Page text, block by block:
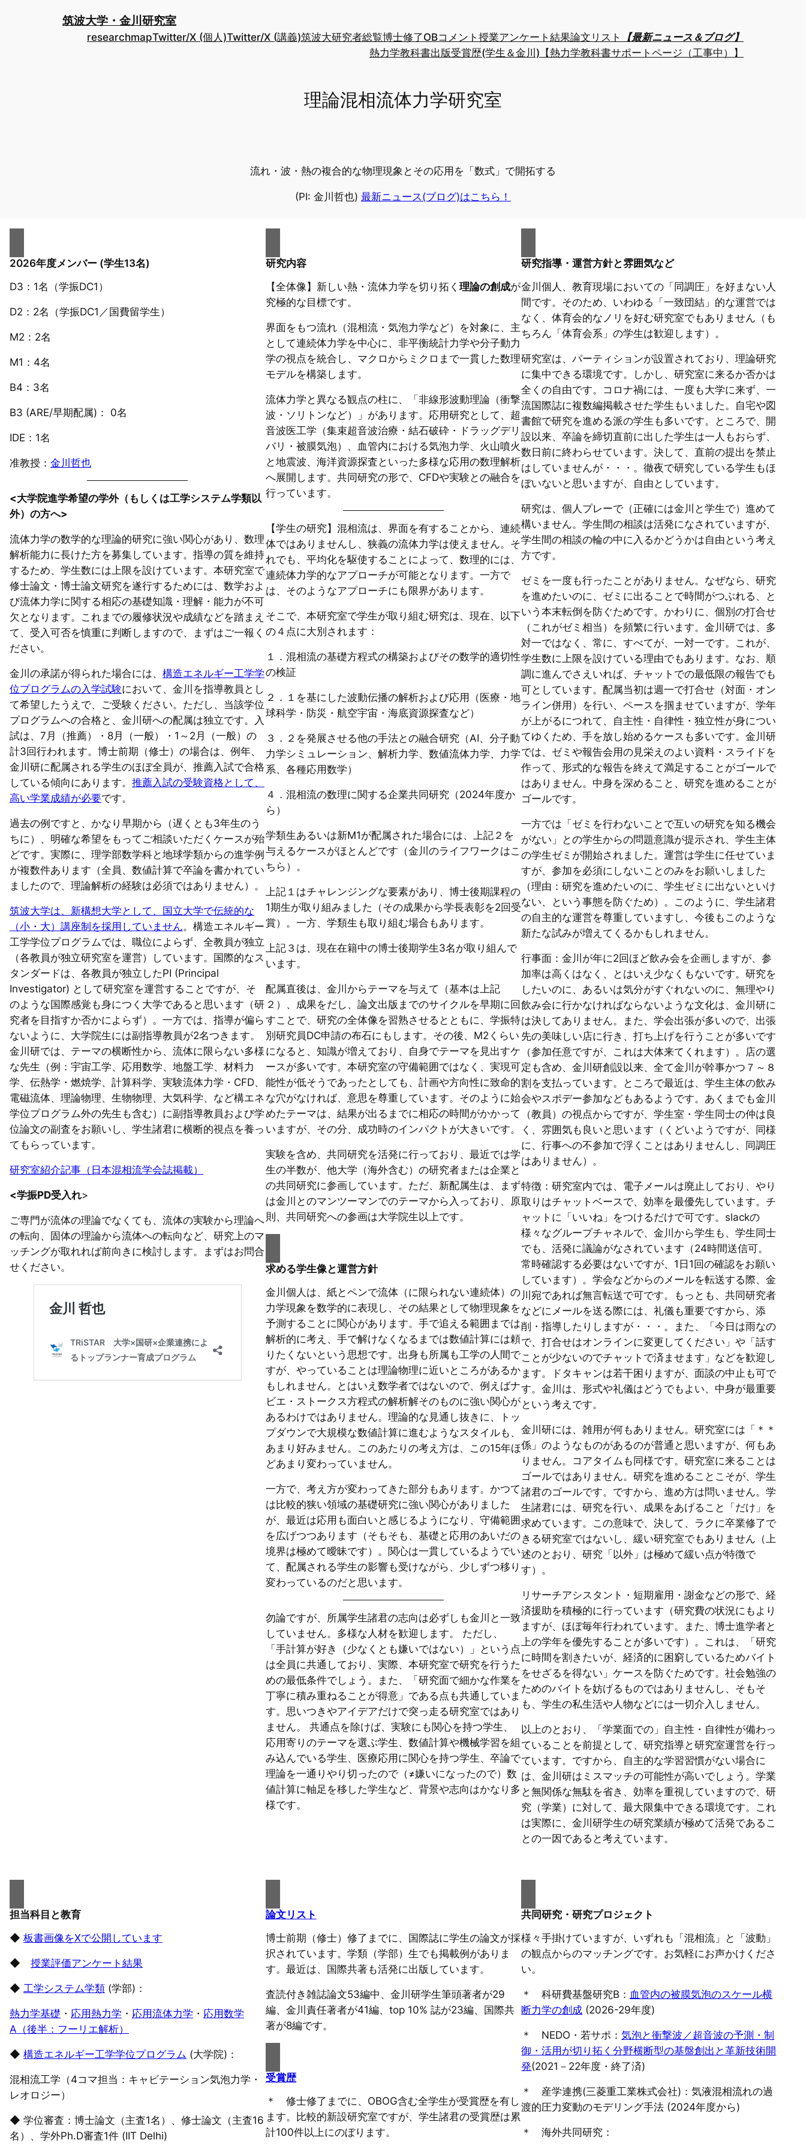
筑波大学・金川研究室
researchmapTwitter/X (個人)Twitter/X (講義)筑波大研究者総覧博士修了OBコメント 授業アンケート結果論文リスト
【最新ニュース＆ブログ】
熱力学教科書出版受賞歴(学生＆金川) 【熱力学教科書サポートページ（工事中）】
理論混相流体力学研究室
流れ・波・熱の複合的な物理現象とその応用を「数式」で開拓する
(PI: 金川哲也) 最新ニュース(ブログ)はこちら！
2026年度メンバー (学生13名)
D3：1名（学振DC1）
D2：2名（学振DC1／国費留学生）
M2：2名
M1：4名
B4：3名
B3 (ARE/早期配属)： 0名
IDE：1名
准教授： 金川哲也
<大学院進学希望の学外（もしくは工学システム学類以
外）の方へ>
流体力学の数学的な理論的研究に強い関心があり、数理
解析能力に長けた方を募集しています。指導の質を維持
するため、学生数には上限を設けています。本研究室で
修士論文・博士論文研究を遂行するためには、数学およ
び流体力学に関する相応の基礎知識・理解・能力が不可
欠となります。これまでの履修状況や成績などを踏まえ
て、受入可否を慎重に判断しますので、まずはご一報く
ださい。
金川の承諾が得られた場合には、 構造エネルギー工学学
位プログラムの入学試験において、金川を指導教員とし
て希望したうえで、ご受験ください。ただし、当該学位
プログラムへの合格と、金川研への配属は独立です。入
試は、7月（推薦）・8月（一般）・1～2月（一般）の
計3回行われます。博士前期（修士）の場合は、例年、
金川研に配属される学生のほぼ全員が、推薦入試で合格
している傾向にあります。 推薦入試の受験資格として、
高い学業成績が必要です。
過去の例ですと、かなり早期から（遅くとも3年生のう
ちに）、明確な希望をもってご相談いただくケースが殆
どです。実際に、理学部数学科と地球学類からの進学例
が複数件あります（全員、数値計算で卒論を書かれてい
ましたので、理論解析の経験は必須ではありません）。
筑波大学は、新構想大学として、国立大学で伝統的な
（小・大）講座制を採用していません。構造エネルギー
工学学位プログラムでは、職位によらず、全教員が独立
（各教員が独立研究室を運営）しています。国際的なス
タンダードは、各教員が独立したPI (Principal
Investigator) として研究室を運営することですが、そ
のような国際感覚も身につく大学であると思います（研
究者を目指すか否かによらず）。一方では、指導が偏ら
ないように、大学院生には副指導教員が2名つきます。
金川研では、テーマの横断性から、流体に限らない多様
な先生（例：宇宙工学、応用数学、地盤工学、材料力
学、伝熱学・燃焼学、計算科学、実験流体力学・CFD、
電磁流体、理論物理、生物物理、大気科学、など構エネ
学位プログラム外の先生も含む）に副指導教員および学
位論文の副査をお願いし、学生諸君に横断的視点を養っ
てもらっています。
研究室紹介記事（日本混相流学会誌掲載）
<学振PD受入れ>
ご専門が流体の理論でなくても、流体の実験から理論へ
の転向、固体の理論から流体への転向など、研究上のマ
ッチングが取れれば前向きに検討します。まずはお問合
せください。
研究内容
【全体像】新しい熱・流体力学を切り拓く 理論の創成が
究極的な目標です。
界面をもつ流れ（混相流・気泡力学など）を対象に、主
として連続体力学を中心に、非平衡統計力学や分子動力
学の視点を統合し、マクロからミクロまで一貫した数理
モデルを構築します。
流体力学と異なる観点の柱に、「非線形波動理論（衝撃
波・ソリトンなど）」があります。応用研究として、超
音波医工学（集束超音波治療・結石破砕・ドラッグデリ
バリ・被膜気泡）、血管内における気泡力学、火山噴火
と地震波、海洋資源探査といった多様な応用の数理解析
へ展開します。共同研究の形で、CFDや実験との融合を
行っています。
【学生の研究】混相流は、界面を有することから、連続
体ではありませんし、狭義の流体力学は使えません。そ
れでも、平均化を駆使することによって、数理的には、
連続体力学的なアプローチが可能となります。一方で
は、そのようなアプローチにも限界があります。
そこで、本研究室で学生が取り組む研究は、現在、以下
の４点に大別されます：
１．混相流の基礎方程式の構築およびその数学的適切性
の検証
２．１を基にした波動伝播の解析および応用（医療・地
球科学・防災・航空宇宙・海底資源探査など）
３．２を発展させる他の手法との融合研究（AI、分子動
力学シミュレーション、解析力学、数値流体力学、力学
系、各種応用数学）
４．混相流の数理に関する企業共同研究（2024年度か
ら）
学類生あるいは新M1が配属された場合には、上記２を
与えるケースがほとんどです（金川のライフワークはこ
ちら）。
上記１はチャレンジングな要素があり、博士後期課程の
1期生が取り組みました（その成果から学長表彰を2回受
賞）。一方、学類生も取り組む場合もあります。
上記３は、現在在籍中の博士後期学生3名が取り組んで
います。
配属直後は、金川からテーマを与えて（基本は上記
２）、成果をだし、論文出版までのサイクルを早期に回
すことで、研究の全体像を習熟させるとともに、学振特
別研究員DC申請の布石にもします。その後、M2くらい
になると、知識が増えており、自身でテーマを見出すケ
ースが多いです。本研究室の守備範囲ではなく、実現可
能性が低そうであったとしても、計画や方向性に致命的
な穴がなければ、意思を尊重しています。そのように始
めたテーマは、結果が出るまでに相応の時間がかかって
いますが、その分、成功時のインパクトが大きいです。
実験を含め、共同研究を活発に行っており、最近では学
生の半数が、他大学（海外含む）の研究者または企業と
の共同研究に参画しています。ただ、新配属生は、まず
は金川とのマンツーマンでのテーマから入っており、原
則、共同研究への参画は大学院生以上です。
求める学生像と運営方針
金川個人は、紙とペンで流体（に限られない連続体）の
力学現象を数学的に表現し、その結果として物理現象を
予測することに関心があります。手で追える範囲までは
解析的に考え、手で解けなくなるまでは数値計算には頼
りたくないという思想です。出身も所属も工学の人間で
すが、やっていることは理論物理に近いところがあるか
もしれません。とはいえ数学者ではないので、例えばナ
ビエ・ストークス方程式の解析解そのものに強い関心が
あるわけではありません。理論的な見通し抜きに、トッ
プダウンで大規模な数値計算に進むようなスタイルも、
あまり好みません。このあたりの考え方は、この15年ほ
どあまり変わっていません。
一方で、考え方が変わってきた部分もあります。かつて
は比較的狭い領域の基礎研究に強い関心がありました
が、最近は応用も面白いと感じるようになり、守備範囲
を広げつつあります（そもそも、基礎と応用のあいだの
境界は極めて曖昧です）。関心は一貫しているようでい
て、配属される学生の影響も受けながら、少しずつ移り
変わっているのだと思います。
勿論ですが、所属学生諸君の志向は必ずしも金川と一致
していません。多様な人材を歓迎します。 ただし、
「手計算が好き（少なくとも嫌いではない）」という点
は全員に共通しており、実際、本研究室で研究を行うた
めの最低条件でしょう。また、「研究面で細かな作業を
丁寧に積み重ねることが得意」である点も共通していま
す。思いつきやアイデアだけで突っ走る研究室ではあり
ません。 共通点を除けば、実験にも関心を持つ学生、
応用寄りのテーマを選ぶ学生、数値計算や機械学習を組
み込んでいる学生、医療応用に関心を持つ学生、卒論で
理論を一通りやり切ったので（≠嫌いになったので）数
値計算に軸足を移した学生など、背景や志向はかなり多
様です。
研究指導・運営方針と雰囲気など
金川個人、教育現場においての「同調圧」を好まない人
間です。そのため、いわゆる「一致団結」的な運営では
なく、体育会的なノリを好む研究室でもありません（も
ちろん「体育会系」の学生は歓迎します）。
研究室は、パーティションが設置されており、理論研究
に集中できる環境です。しかし、研究室に来るか否かは
全くの自由です。コロナ禍には、一度も大学に来ず、一
流国際誌に複数編掲載させた学生もいました。自宅や図
書館で研究を進める派の学生も多いです。ところで、開
設以来、卒論を締切直前に出した学生は一人もおらず、
数日前に終わらせています。決して、直前の提出を禁止
はしていませんが・・・。徹夜で研究している学生もほ
ぼいないと思いますが、自由としています。
研究は、個人プレーで（正確には金川と学生で）進めて
構いません。学生間の相談は活発になされていますが、
学生間の相談の輪の中に入るかどうかは自由という考え
方です。
ゼミを一度も行ったことがありません。なぜなら、研究
を進めたいのに、ゼミに出ることで時間がつぶれる、と
いう本末転倒を防ぐためです。かわりに、個別の打合せ
（これがゼミ相当）を頻繁に行います。金川研では、多
対一ではなく、常に、すべてが、一対一です。これが、
学生数に上限を設けている理由でもあります。なお、順
調に進んでさえいれば、チャットでの最低限の報告でも
可としています。配属当初は週一で打合せ（対面・オン
ライン併用）を行い、ペースを掴ませていますが、学年
が上がるにつれて、自主性・自律性・独立性が身につい
てゆくため、手を放し始めるケースも多いです。金川研
では、ゼミや報告会用の見栄えのよい資料・スライドを
作って、形式的な報告を終えて満足することがゴールで
はありません。中身を深めること、研究を進めることが
ゴールです。
一方では「ゼミを行わないことで互いの研究を知る機会
がない」との学生からの問題意識が提示され、学生主体
の学生ゼミが開始されました。運営は学生に任せていま
すが、参加を必須にしないことのみをお願いしました
（理由：研究を進めたいのに、学生ゼミに出ないといけ
ない、という事態を防ぐため）。このように、学生諸君
の自主的な運営を尊重していますし、今後もこのような
新たな試みが増えてくるかもしれません。
行事面：金川が年に2回ほど飲み会を企画しますが、参
加率は高くはなく、とはいえ少なくもないです。研究を
したいのに、あるいは気分がすぐれないのに、無理やり
飲み会に行かなければならないような文化は、金川研に
は決してありません。また、学会出張が多いので、出張
先の美味しい店に行き、打ち上げを行うことが多いです
（参加任意ですが、これは大体来てくれます）。店の選
定も含め、金川研創設以来、全て金川が幹事かつ７～８
割を支払っています。ところで最近は、学生主体の飲み
会やスポデー参加などもあるようです。あくまでも金川
（教員）の視点からですが、学生室・学生同士の仲は良
く、雰囲気も良いと思います（くどいようですが、同様
に、行事への不参加で浮くことはありませんし、同調圧
はありません）。
特徴：研究室内では、電子メールは廃止しており、やり
取りはチャットベースで、効率を最優先しています。チ
ャットに「いいね」をつけるだけで可です。slackの
様々なグループチャネルで、金川から学生も、学生同士
でも、活発に議論がなされています（24時間送信可。
常時確認する必要はないですが、1日1回の確認をお願い
しています）。学会などからのメールを転送する際、金
川宛であれば無言転送で可です。もっとも、共同研究者
などにメールを送る際には、礼儀も重要ですから、添
削・指導したりしますが・・・。また、「今日は雨なの
で、打合せはオンラインに変更してください」や「話す
ことが少ないのでチャットで済ませます」などを歓迎し
ます。ドタキャンは若干困りますが、面談の中止も可で
す。金川は、形式や礼儀はどうでもよい、中身が最重要
という考えです。
金川研には、雑用が何もありません。研究室には「＊＊
係」のようなものがあるのが普通と思いますが、何もあ
りません。コアタイムも同様です。研究室に来ることは
ゴールではありません。研究を進めることこそが、学生
諸君のゴールです。ですから、進め方は問いません。学
生諸君には、研究を行い、成果をあげること「だけ」を
求めています。この意味で、決して、ラクに卒業修了で
きる研究室ではないし、緩い研究室でもありません（上
述のとおり、研究「以外」は極めて緩い点が特徴で
す）。
リサーチアシスタント・短期雇用・謝金などの形で、経
済援助を積極的に行っています（研究費の状況にもより
ますが、ほぼ毎年行われています。また、博士進学者と
上の学年を優先することが多いです）。これは、「研究
に時間を割きたいが、経済的に困窮しているためバイト
をせざるを得ない」ケースを防ぐためです。社会勉強の
ためのバイトを妨げるものではありませんし、そもそ
も、学生の私生活や人物などには一切介入しません。
以上のとおり、「学業面での」自主性・自律性が備わっ
ていることを前提として、研究指導と研究室運営を行っ
ています。ですから、自主的な学習習慣がない場合に
は、金川研はミスマッチの可能性が高いでしょう。学業
と無関係な無駄を省き、効率を重視していますので、研
究（学業）に対して、最大限集中できる環境です。これ
は実際に、金川研学生の研究業績が極めて活発であるこ
との一因であると考えています。
担当科目と教育
◆ 板書画像をXで公開しています
◆ 授業評価アンケート結果
◆ 工学システム学類 (学部)：
熱力学基礎 ・ 応用熱力学 ・ 応用流体力学 ・ 応用数学
A（後半：フーリエ解析）
◆ 構造エネルギー工学学位プログラム (大学院)：
混相流工学（4コマ担当：キャビテーション気泡力学・
レオロジー）
◆ 学位審査：博士論文（主査1名）、修士論文（主査16
名）、学外Ph.D審査1件 (IIT Delhi)
論文リスト
博士前期（修士）修了までに、国際誌に学生の論文が採
択されています。学類（学部）生でも掲載例がありま
す。最近は、国際共著も活発に出版しています。
査読付き雑誌論文53編中、金川研学生筆頭著者が29
編、金川責任著者が41編、top 10% 誌が23編、国際共
著が8編です。
受賞歴
＊ 修士修了までに、OBOG含む全学生が受賞歴を有し
ます。比較的新設研究室ですが、学生諸君の受賞歴は累
計100件以上にのぼります。
共同研究・研究プロジェクト
様々手掛けていますが、いずれも「混相流」と「波動」
の観点からのマッチングです。お気軽にお声かけくださ
い。
＊ 科研費基盤研究B： 血管内の被膜気泡のスケール横
断力学の創成 (2026-29年度)
＊ NEDO・若サポ：気泡と衝撃波／超音波の予測・制
御・活用が切り拓く分野横断型の基盤創出と革新技術開
発(2021－22年度・終了済)
＊ 産学連携(三菱重工業株式会社)：気液混相流れの過
渡的圧力変動のモデリング手法 (2024年度から)
＊ 海外共同研究：